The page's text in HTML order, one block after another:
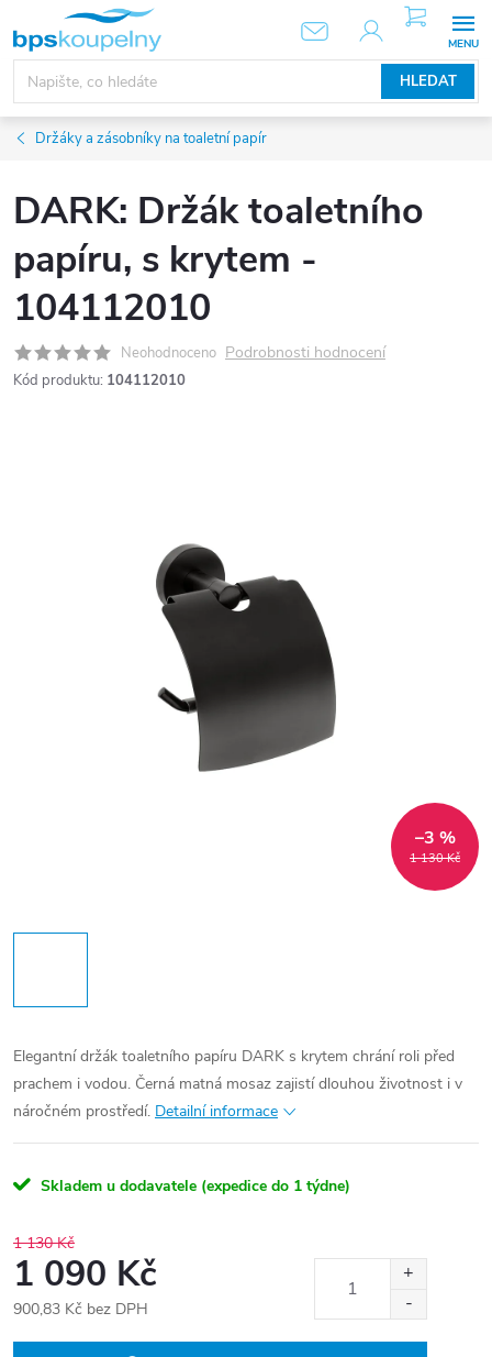
obsah
HLEDAT
NÁKUPNÍ
KOŠÍK
Držáky a zásobníky na toaletní papír
DARK: Držák toaletního
papíru, s krytem -
104112010
Neohodnoceno Podrobnosti hodnocení
Kód produktu: 104112010
1 130 Kč
–3 %
Elegantní držák toaletního papíru DARK s krytem chrání roli před
prachem i vodou. Černá matná mosaz zajistí dlouhou životnost i v
náročném prostředí. Detailní informace
Skladem u dodavatele (expedice do 1 týdne)
1 130 Kč
1 090 Kč
900,83 Kč bez DPH